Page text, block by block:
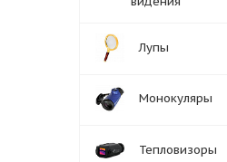
Лупы
Монокуляры
Тепловизоры